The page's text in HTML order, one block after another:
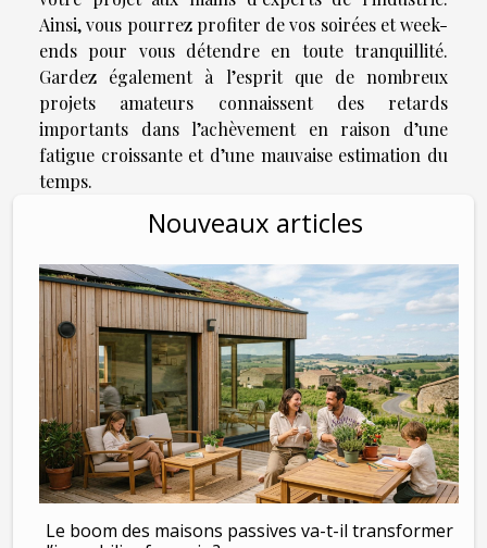
Ainsi, vous pourrez profiter de vos soirées et week-
ends pour vous détendre en toute tranquillité.
Gardez également à l’esprit que de nombreux
projets amateurs connaissent des retards
importants dans l’achèvement en raison d’une
fatigue croissante et d’une mauvaise estimation du
temps.
Nouveaux articles
Le boom des maisons passives va-t-il transformer